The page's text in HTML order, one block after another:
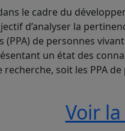
le cadre du
d’analyser la
(PPA) de personnes
un état des
soit les PPA
Voir